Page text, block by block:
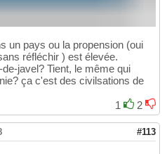
un pays ou la propension (oui
réfléchir ) est élevée.
javel? Tient, le même qui
ça c'est des civilsations de
1
2
#113